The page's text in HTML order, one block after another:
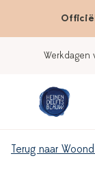
Terug naar